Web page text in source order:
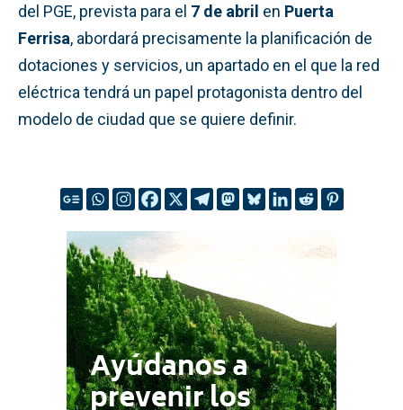
del PGE, prevista para el 7 de abril en Puerta
Ferrisa, abordará precisamente la planificación de
dotaciones y servicios, un apartado en el que la red
eléctrica tendrá un papel protagonista dentro del
modelo de ciudad que se quiere definir.